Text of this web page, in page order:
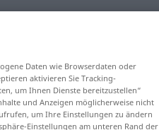
Daten wie Browserdaten oder
aktivieren Sie Tracking-
um Ihnen Dienste bereitzustellen“
und Anzeigen möglicherweise nicht
um Ihre Einstellungen zu ändern
Einstellungen am unteren Rand der